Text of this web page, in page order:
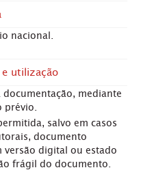
nacional.
e utilização
documentação, mediante
prévio.
salvo em casos
documento
versão digital ou estado
frágil do documento.